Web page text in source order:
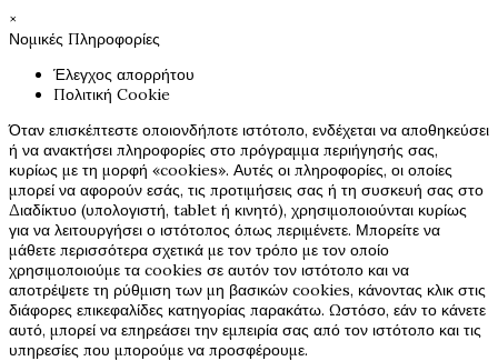
×
Νομικές Πληροφορίες
Έλεγχος απορρήτου
Πολιτική Cookie
Όταν επισκέπτεστε οποιονδήποτε ιστότοπο, ενδέχεται να αποθηκεύσει
ή να ανακτήσει πληροφορίες στο πρόγραμμα περιήγησής σας,
κυρίως με τη μορφή «cookies». Αυτές οι πληροφορίες, οι οποίες
μπορεί να αφορούν εσάς, τις προτιμήσεις σας ή τη συσκευή σας στο
Διαδίκτυο (υπολογιστή, tablet ή κινητό), χρησιμοποιούνται κυρίως
για να λειτουργήσει ο ιστότοπος όπως περιμένετε. Μπορείτε να
μάθετε περισσότερα σχετικά με τον τρόπο με τον οποίο
χρησιμοποιούμε τα cookies σε αυτόν τον ιστότοπο και να
αποτρέψετε τη ρύθμιση των μη βασικών cookies, κάνοντας κλικ στις
διάφορες επικεφαλίδες κατηγορίας παρακάτω. Ωστόσο, εάν το κάνετε
αυτό, μπορεί να επηρεάσει την εμπειρία σας από τον ιστότοπο και τις
υπηρεσίες που μπορούμε να προσφέρουμε.